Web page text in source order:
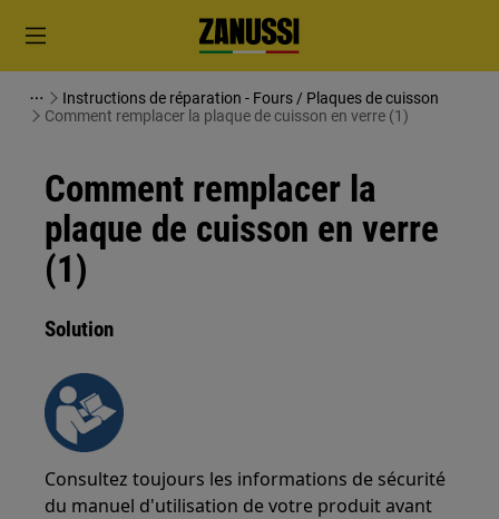
Instructions de réparation - Fours / Plaques de cuisson
Comment remplacer la plaque de cuisson en verre (1)
Comment remplacer la
plaque de cuisson en verre
(1)
Solution
Consultez toujours les informations de sécurité
du manuel d'utilisation de votre produit avant